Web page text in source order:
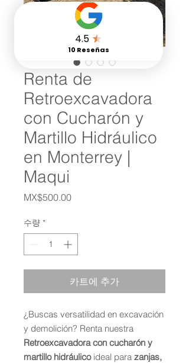
Renta de
Retroexcavadora
con Cucharón y
Martillo Hidráulico
en Monterrey |
Maqui
MX$500.00가
수량 *
카트에 추가
¿Buscas versatilidad en excavación
y demolición? Renta nuestra
Retroexcavadora con cucharón y
martillo hidráulicoideal para zanjas,